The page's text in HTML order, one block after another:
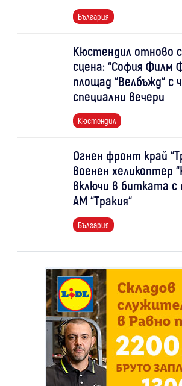
България
Кюстендил отново
сцена: “София Филм
площад “Велбъжд“ с
специални вечери
Кюстендил
Огнен фронт край
военен хеликоптер
включи в битката с
АМ “Тракия“
България